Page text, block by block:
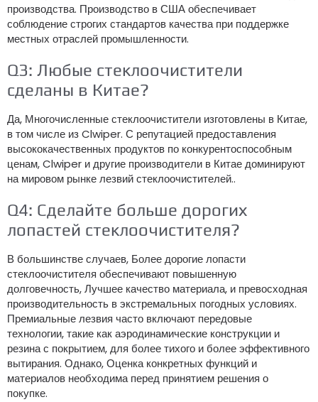
производства. Производство в США обеспечивает
соблюдение строгих стандартов качества при поддержке
местных отраслей промышленности.
Q3: Любые стеклоочистители
сделаны в Китае?
Да, Многочисленные стеклоочистители изготовлены в Китае,
в том числе из Clwiper. С репутацией предоставления
высококачественных продуктов по конкурентоспособным
ценам, Clwiper и другие производители в Китае доминируют
на мировом рынке лезвий стеклоочистителей..
Q4: Сделайте больше дорогих
лопастей стеклоочистителя?
В большинстве случаев, Более дорогие лопасти
стеклоочистителя обеспечивают повышенную
долговечность, Лучшее качество материала, и превосходная
производительность в экстремальных погодных условиях.
Премиальные лезвия часто включают передовые
технологии, такие как аэродинамические конструкции и
резина с покрытием, для более тихого и более эффективного
вытирания. Однако, Оценка конкретных функций и
материалов необходима перед принятием решения о
покупке.